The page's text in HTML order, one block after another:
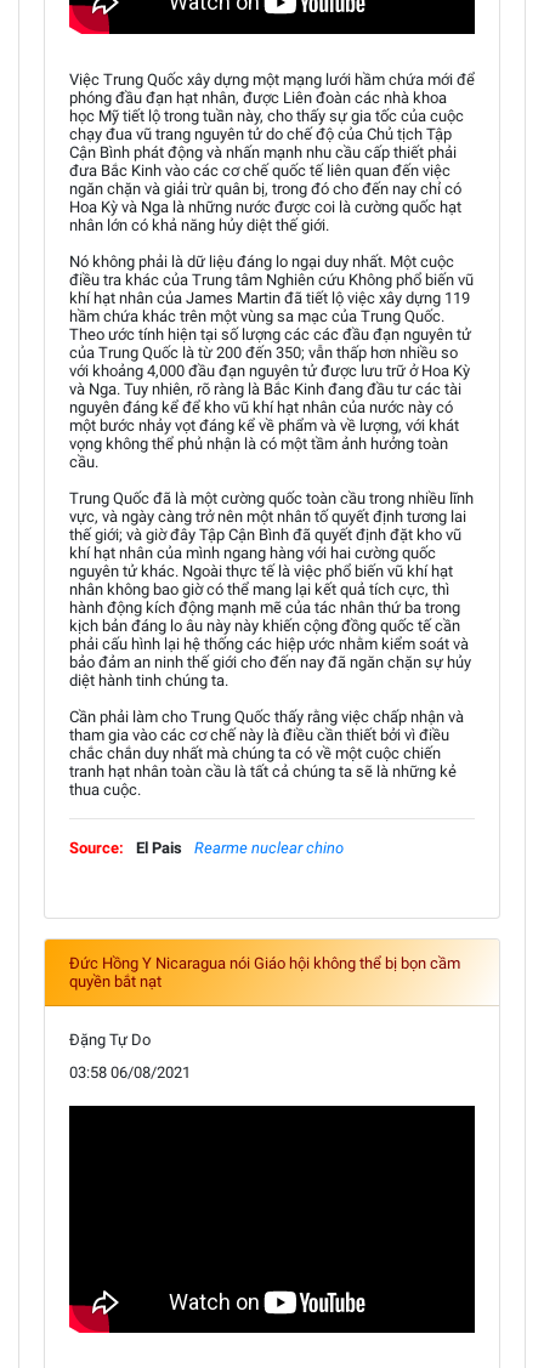
Việc Trung Quốc xây dựng một mạng lưới hầm chứa mới để
phóng đầu đạn hạt nhân, được Liên đoàn các nhà khoa
học Mỹ tiết lộ trong tuần này, cho thấy sự gia tốc của cuộc
chạy đua vũ trang nguyên tử do chế độ của Chủ tịch Tập
Cận Bình phát động và nhấn mạnh nhu cầu cấp thiết phải
đưa Bắc Kinh vào các cơ chế quốc tế liên quan đến việc
ngăn chặn và giải trừ quân bị, trong đó cho đến nay chỉ có
Hoa Kỳ và Nga là những nước được coi là cường quốc hạt
nhân lớn có khả năng hủy diệt thế giới.
Nó không phải là dữ liệu đáng lo ngại duy nhất. Một cuộc
điều tra khác của Trung tâm Nghiên cứu Không phổ biến vũ
khí hạt nhân của James Martin đã tiết lộ việc xây dựng 119
hầm chứa khác trên một vùng sa mạc của Trung Quốc.
Theo ước tính hiện tại số lượng các các đầu đạn nguyên tử
của Trung Quốc là từ 200 đến 350; vẫn thấp hơn nhiều so
với khoảng 4,000 đầu đạn nguyên tử được lưu trữ ở Hoa Kỳ
và Nga. Tuy nhiên, rõ ràng là Bắc Kinh đang đầu tư các tài
nguyên đáng kể để kho vũ khí hạt nhân của nước này có
một bước nhảy vọt đáng kể về phẩm và về lượng, với khát
vọng không thể phủ nhận là có một tầm ảnh hưởng toàn
cầu.
Trung Quốc đã là một cường quốc toàn cầu trong nhiều lĩnh
vực, và ngày càng trở nên một nhân tố quyết định tương lai
thế giới; và giờ đây Tập Cận Bình đã quyết định đặt kho vũ
khí hạt nhân của mình ngang hàng với hai cường quốc
nguyên tử khác. Ngoài thực tế là việc phổ biến vũ khí hạt
nhân không bao giờ có thể mang lại kết quả tích cực, thì
hành động kích động mạnh mẽ của tác nhân thứ ba trong
kịch bản đáng lo âu này này khiến cộng đồng quốc tế cần
phải cấu hình lại hệ thống các hiệp ước nhằm kiểm soát và
bảo đảm an ninh thế giới cho đến nay đã ngăn chặn sự hủy
diệt hành tinh chúng ta.
Cần phải làm cho Trung Quốc thấy rằng việc chấp nhận và
tham gia vào các cơ chế này là điều cần thiết bởi vì điều
chắc chắn duy nhất mà chúng ta có về một cuộc chiến
tranh hạt nhân toàn cầu là tất cả chúng ta sẽ là những kẻ
thua cuộc.
Source: El Pais Rearme nuclear chino
Đức Hồng Y Nicaragua nói Giáo hội không thể bị bọn cầm
quyền bắt nạt
Đặng Tự Do
03:58 06/08/2021